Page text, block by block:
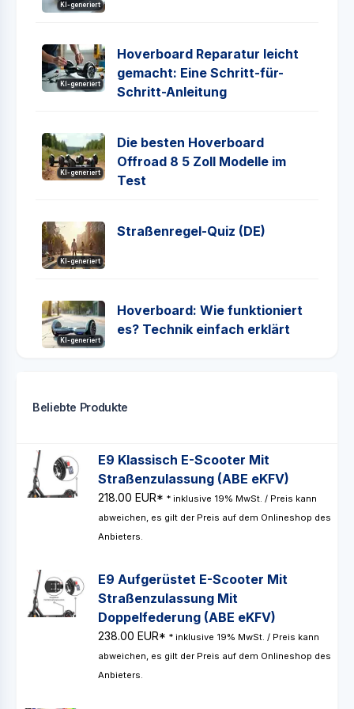
KI-generiert
KI-generiert
Hoverboard Reparatur leicht
gemacht: Eine Schritt-für-
Schritt-Anleitung
KI-generiert
Die besten Hoverboard
Offroad 8 5 Zoll Modelle im
Test
KI-generiert
Straßen­regel-Quiz (DE)
KI-generiert
Hoverboard: Wie funktioniert
es? Technik einfach erklärt
Beliebte Produkte
E9 Klassisch E-Scooter Mit
Straßenzulassung (ABE eKFV)
218.00 EUR* * inklusive 19% MwSt. / Preis kann
abweichen, es gilt der Preis auf dem Onlineshop des
Anbieters.
E9 Aufgerüstet E-Scooter Mit
Straßenzulassung Mit
Doppelfederung (ABE eKFV)
238.00 EUR* * inklusive 19% MwSt. / Preis kann
abweichen, es gilt der Preis auf dem Onlineshop des
Anbieters.